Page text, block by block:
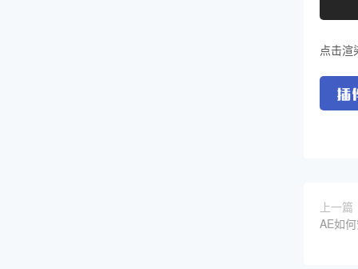
点击渲
上一篇
AE如